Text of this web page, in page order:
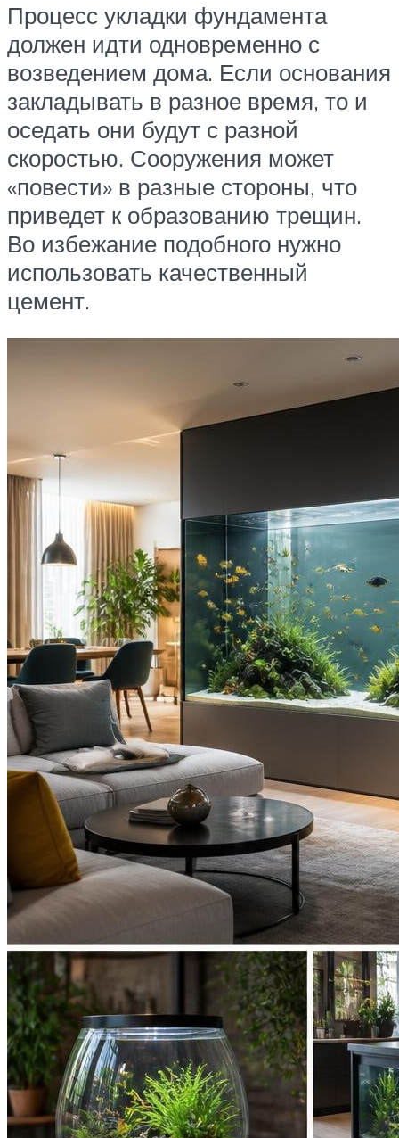
Процесс укладки фундамента
должен идти одновременно с
возведением дома. Если основания
закладывать в разное время, то и
оседать они будут с разной
скоростью. Сооружения может
«повести» в разные стороны, что
приведет к образованию трещин.
Во избежание подобного нужно
использовать качественный
цемент.